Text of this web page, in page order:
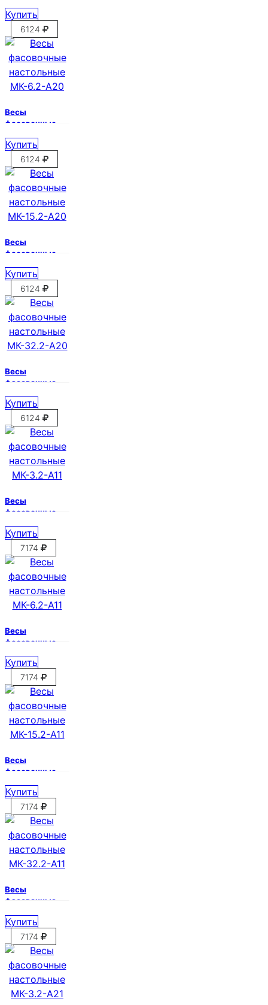
МК-3.2-А20
Купить
6124
Весы
фасовочные
МК-6.2-А20
Купить
6124
Весы
фасовочные
МК-15.2-А20
Купить
6124
Весы
фасовочные
МК-32.2-А20
Купить
6124
Весы
фасовочные
МК-3.2-А11
Купить
7174
Весы
фасовочные
МК-6.2-А11
Купить
7174
Весы
фасовочные
МК-15.2-А11
Купить
7174
Весы
фасовочные
МК-32.2-А11
Купить
7174